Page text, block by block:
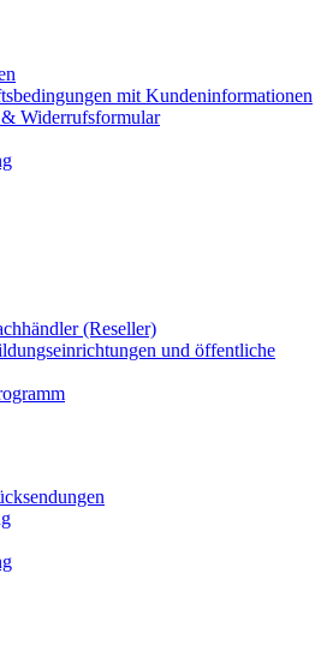
mit Kundeninformationen
Widerrufsformular
(Reseller)
und öffentliche